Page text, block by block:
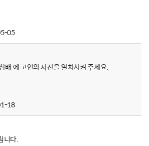
05
배 에 고인의 사진을 일치시켜 주세요.
18
니다.